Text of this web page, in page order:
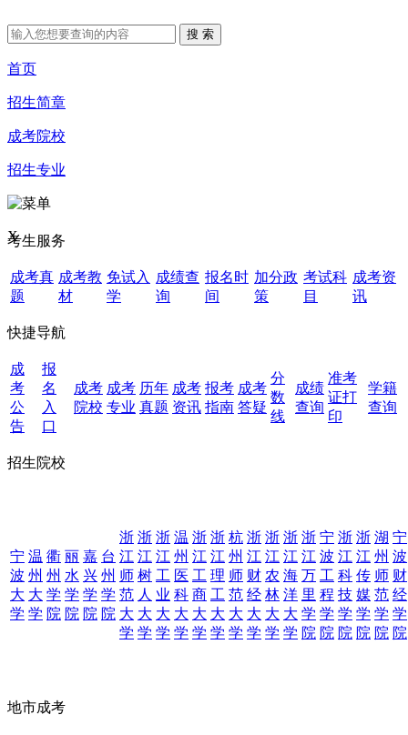
首页
招生简章
成考院校
招生专业
X
考生服务
成考真
题
成考教
材
免试入
学
成绩查
询
报名时
间
加分政
策
考试科
目
成考资
讯
快捷导航
成
考
公
告
报
名
入
口
成考
院校
成考
专业
历年
真题
成考
资讯
报考
指南
成考
答疑
分
数
线
成绩
查询
准考
证打
印
学籍
查询
招生院校
宁
波
大
学
温
州
大
学
衢
州
学
院
丽
水
学
院
嘉
兴
学
院
台
州
学
院
浙
江
师
范
大
学
浙
江
树
人
大
学
浙
江
工
业
大
学
温
州
医
科
大
学
浙
江
工
商
大
学
浙
江
理
工
大
学
杭
州
师
范
大
学
浙
江
财
经
大
学
浙
江
农
林
大
学
浙
江
海
洋
大
学
浙
江
万
里
学
院
宁
波
工
程
学
院
浙
江
科
技
学
院
浙
江
传
媒
学
院
湖
州
师
范
学
院
宁
波
财
经
学
院
地市成考